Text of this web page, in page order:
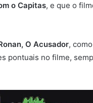
o Capitas, e que o
O Acusador,
pontuais no filme,